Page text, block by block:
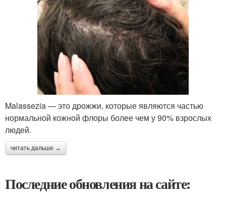
Malassezia — это дрожжи, которые являются частью
нормальной кожной флоры более чем у 90% взрослых
людей.
читать дальше →
Последние обновления на сайте: